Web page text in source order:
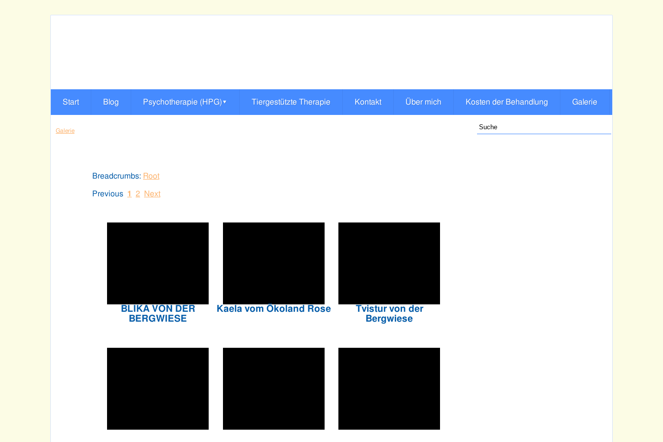
Start Blog Psychotherapie (HPG)▾ Tiergestützte Therapie Kontakt Über mich Kosten der Behandlung Galerie
Galerie
Breadcrumbs: Root
Previous 1 2 Next
BLIKA VON DER
BERGWIESE
Kaela vom Ökoland Rose
Tvistur von der
Bergwiese